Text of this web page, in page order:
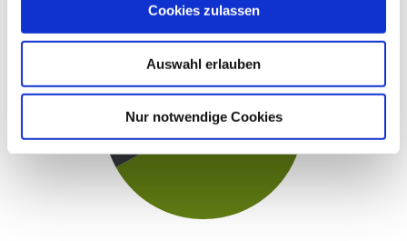
Cookies zulassen
Auswahl erlauben
Nur notwendige Cookies